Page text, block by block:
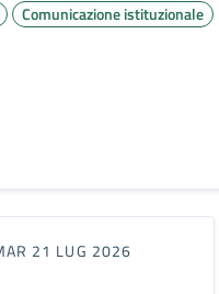
Comunicazione istituzionale
21 LUG 2026